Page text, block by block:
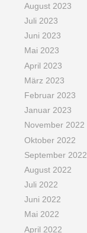
August 2023
Juli 2023
Juni 2023
Mai 2023
April 2023
März 2023
Februar 2023
Januar 2023
November 2022
Oktober 2022
September 2022
August 2022
Juli 2022
Juni 2022
Mai 2022
April 2022